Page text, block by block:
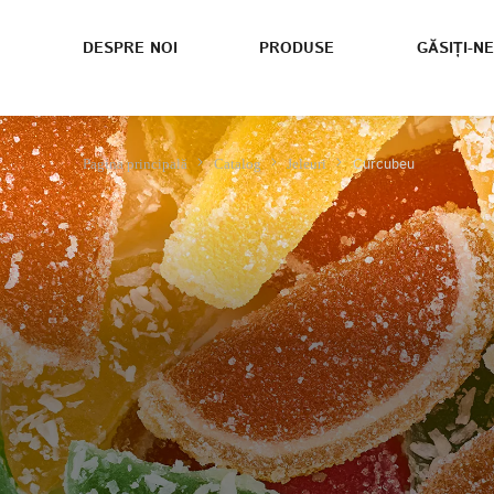
DESPRE NOI PRODUSE GĂSIȚI-NE
Pagina principală Catalog Jeleuri Curcubeu